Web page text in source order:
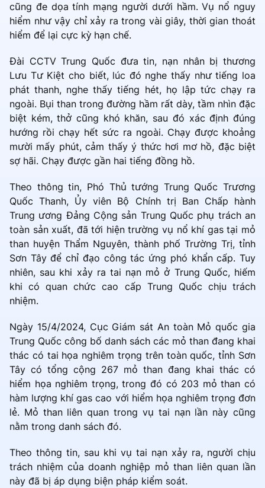
cũng đe dọa tính mạng người dưới hầm. Vụ nổ nguy
hiểm như vậy chỉ xảy ra trong vài giây, thời gian thoát
hiểm để lại cực kỳ hạn chế.
Đài CCTV Trung Quốc đưa tin, nạn nhân bị thương
Lưu Tư Kiệt cho biết, lúc đó nghe thấy như tiếng loa
phát thanh, nghe thấy tiếng hét, họ lập tức chạy ra
ngoài. Bụi than trong đường hầm rất dày, tầm nhìn đặc
biệt kém, thở cũng khó khăn, sau đó xác định đúng
hướng rồi chạy hết sức ra ngoài. Chạy được khoảng
mười mấy phút, cảm thấy ý thức hơi mơ hồ, đặc biệt
sợ hãi. Chạy được gần hai tiếng đồng hồ.
Theo thông tin, Phó Thủ tướng Trung Quốc Trương
Quốc Thanh, Ủy viên Bộ Chính trị Ban Chấp hành
Trung ương Đảng Cộng sản Trung Quốc phụ trách an
toàn sản xuất, đã tới hiện trường vụ nổ khí gas tại mỏ
than huyện Thẩm Nguyên, thành phố Trường Trị, tỉnh
Sơn Tây để chỉ đạo công tác ứng phó khẩn cấp. Tuy
nhiên, sau khi xảy ra tai nạn mỏ ở Trung Quốc, hiếm
khi có quan chức cao cấp Trung Quốc chịu trách
nhiệm.
Ngày 15/4/2024, Cục Giám sát An toàn Mỏ quốc gia
Trung Quốc công bố danh sách các mỏ than đang khai
thác có tai họa nghiêm trọng trên toàn quốc, tỉnh Sơn
Tây có tổng cộng 267 mỏ than đang khai thác có
hiểm họa nghiêm trọng, trong đó có 203 mỏ than có
hàm lượng khí gas cao với hiểm họa nghiêm trọng đơn
lẻ. Mỏ than liên quan trong vụ tai nạn lần này cũng
nằm trong danh sách đó.
Theo thông tin, sau khi vụ tai nạn xảy ra, người chịu
trách nhiệm của doanh nghiệp mỏ than liên quan lần
này đã bị áp dụng biện pháp kiểm soát.